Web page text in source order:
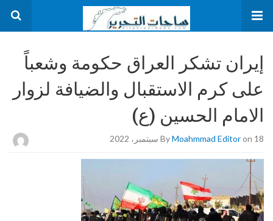
إيران تشكر العراق حكومة وشعباً
على كرم الاستقبال والضيافة لزوار
الامام الحسين (ع)
ByMoahmmad Editoron 18 سبتمبر، 2022